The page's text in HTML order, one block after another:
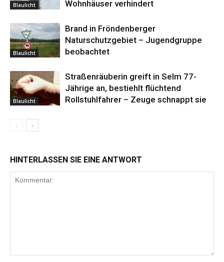
Blaulicht
Wohnhäuser verhindert
Blaulicht
Brand in Fröndenberger
Naturschutzgebiet – Jugendgruppe
beobachtet
Blaulicht
Straßenräuberin greift in Selm 77-
Jährige an, bestiehlt flüchtend
Rollstuhlfahrer – Zeuge schnappt sie
HINTERLASSEN SIE EINE ANTWORT